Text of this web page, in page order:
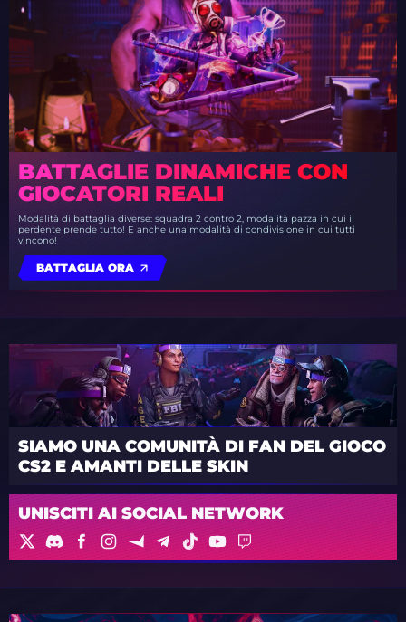
BATTAGLIE DINAMICHE CON
GIOCATORI REALI
Modalità di battaglia diverse: squadra 2 contro 2, modalità pazza in cui il
perdente prende tutto! E anche una modalità di condivisione in cui tutti
vincono!
BATTAGLIA ORA
SIAMO UNA COMUNITÀ DI FAN DEL GIOCO
CS2 E AMANTI DELLE SKIN
UNISCITI AI SOCIAL NETWORK